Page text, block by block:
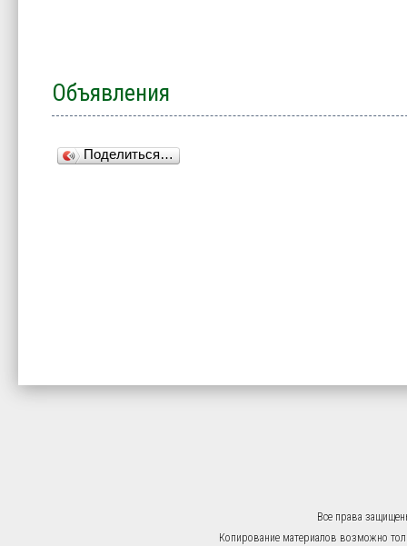
Объявления
Поделиться…
Все права
Копирование материалов возможно